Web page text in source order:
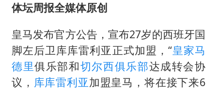
多地要求领导干部带头休假
龚宝冬烈士安葬仪式举行
浙江舟山21条水上客运航线停航
中央气象台发布台风黄色预警
体坛周报全媒体原创
皇马发布官方公告，宣布27岁的西班牙国
脚左后卫 库库雷利亚正式加盟，“皇家马
德里俱乐部和切尔西俱乐部达成转会协
议， 库库雷利亚加盟皇马，将在接下来6